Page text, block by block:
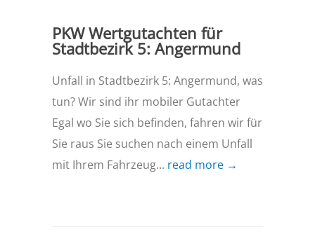
PKW Wertgutachten für
Stadtbezirk 5: Angermund
Unfall in Stadtbezirk 5: Angermund, was
tun? Wir sind ihr mobiler Gutachter
Egal wo Sie sich befinden, fahren wir für
Sie raus Sie suchen nach einem Unfall
mit Ihrem Fahrzeug... read more →